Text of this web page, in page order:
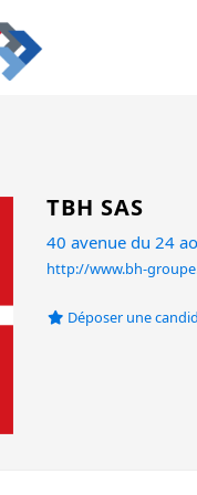
TBH SAS
40 avenue du 24
http://www.bh-
Déposer une